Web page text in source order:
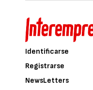
Identificarse
Registrarse
NewsLetters